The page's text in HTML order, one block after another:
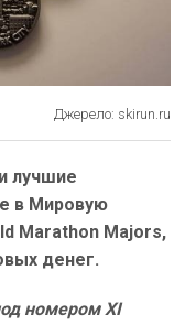
Джерело: skirun.ru
лучшие
в Мировую
Marathon Majors,
денег.
номером XI